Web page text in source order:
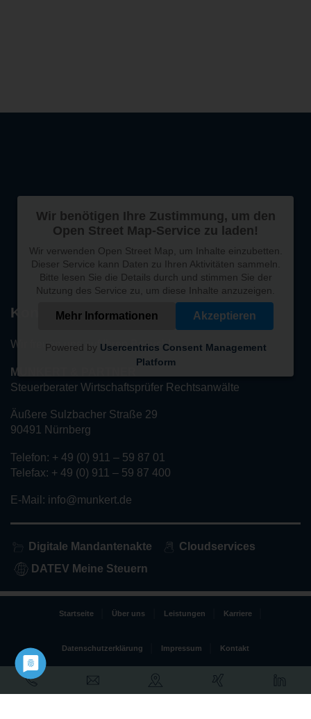
Wir benötigen Ihre Zustimmung, um den
Open Street Map-Service zu laden!
Wir verwenden Open Street Map, um Inhalte einzubetten.
Dieser Service kann Daten zu Ihren Aktivitäten sammeln.
Bitte lesen Sie die Details durch und stimmen Sie der
Nutzung des Service zu, um diese Inhalte anzuzeigen.
Mehr Informationen Akzeptieren
Powered by Usercentrics Consent Management
Platform
Kontakt
Wir freuen uns auf Ihren Besuch!
MUNKERT & PARTNER
Steuerberater Wirtschaftsprüfer Rechtsanwälte
Äußere Sulzbacher Straße 29
90491 Nürnberg
Telefon: + 49 (0) 911 – 59 87 01
Telefax: + 49 (0) 911 – 59 87 400
E-Mail: info@munkert.de
Digitale Mandantenakte
Cloudservices
DATEV Meine Steuern
Startseite Über uns Leistungen Karriere
Datenschutzerklärung Impressum Kontakt